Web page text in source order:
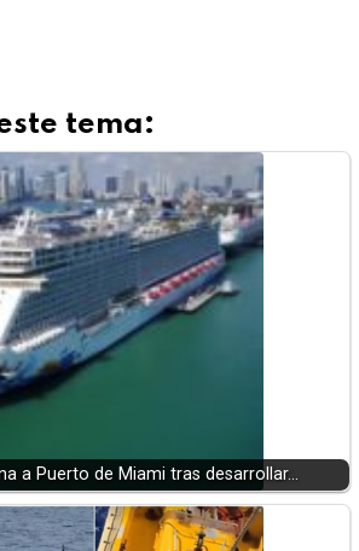
tema:
a Puerto de Miami tras desarrollar…